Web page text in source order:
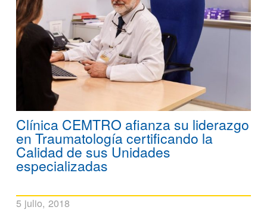
Clínica CEMTRO afianza su liderazgo
en Traumatología certificando la
Calidad de sus Unidades
especializadas
5 julio, 2018